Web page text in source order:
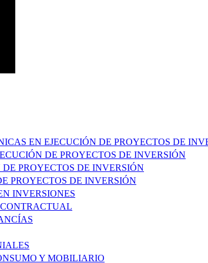
EN EJECUCIÓN DE PROYECTOS DE
DE PROYECTOS DE INVERSIÓN
PROYECTOS DE INVERSIÓN
PROYECTOS DE INVERSIÓN
INVERSIONES
Y MOBILIARIO